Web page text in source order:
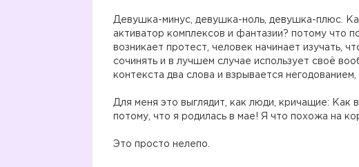
Девушка-минус, девушка-ноль, девушка-плюс.
активатор комплексов и фантазии? потому что
возникает протест, человек начинает изучать,
сочинять и в лучшем случае использует своё
контекста два слова и взрывается
Для меня это выглядит, как люди, кричащие: Как
потому, что я родилась в мае! Я что похожа на
Это просто нелепо.